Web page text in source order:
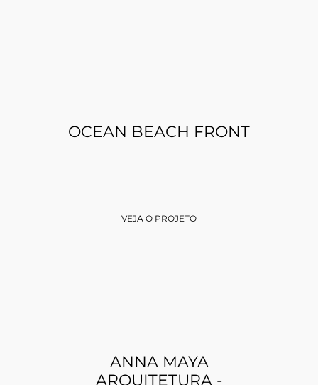
OCEAN BEACH FRONT
VEJA O PROJETO
ANNA MAYA
ARQUITETURA -